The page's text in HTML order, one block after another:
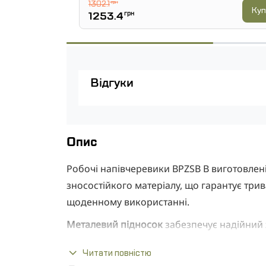
1302.1грн
1253.4грн
Відгуки
Опис
Робочі напівчеревики BPZSB B
зносостійкого матеріалу, що гарантує
щоденному використанні.
Металевий підносок забезпечує надійний
Підошва з двошарового поліуретану
Читати повністю